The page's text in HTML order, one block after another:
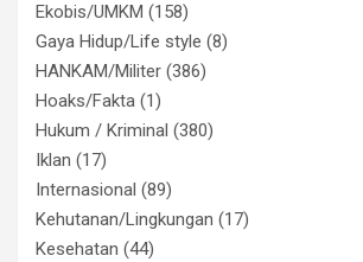
Ekobis/UMKM (158)
Gaya Hidup/Life style (8)
HANKAM/Militer (386)
Hoaks/Fakta (1)
Hukum / Kriminal (380)
Iklan (17)
Internasional (89)
Kehutanan/Lingkungan (17)
Kesehatan (44)